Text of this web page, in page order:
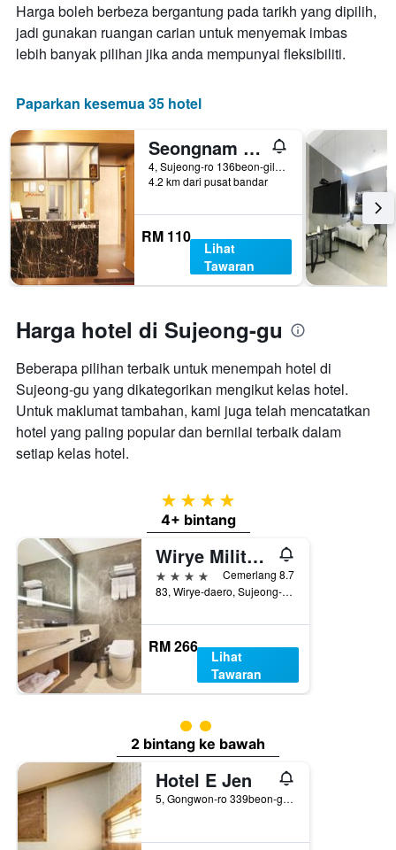
minggu
ini
yang
ditemui
hari
penginapan
Carta
mempunyai
1
yang
memaparkan
harga
purata
bilik
Harga boleh berbeza bergantung pada tarikh yang dipilih,
jadi gunakan ruangan carian untuk menyemak imbas
lebih banyak pilihan jika anda mempunyai fleksibiliti.
Paparkan kesemua 35 hotel
Seongnam Mito Hotel
4, Sujeong-ro 136beon-gil, Sujeong-gu, Sŏngnam, Korea Selatan
4.2 km dari pusat bandar
RM 110
Lihat
Tawaran
Harga hotel di Sujeong-gu
Beberapa pilihan terbaik untuk menempah hotel di
Sujeong-gu yang dikategorikan mengikut kelas hotel.
Untuk maklumat tambahan, kami juga telah mencatatkan
hotel yang paling popular dan bernilai terbaik dalam
setiap kelas hotel.
4 bintang
4+ bintang
Wirye Militopia Hotel by Marine
4 bintang
Cemerlang 8.7
83, Wirye-daero, Sujeong-gu, Sŏngnam, Korea Selatan
RM 266
Lihat
Tawaran
penarafan kelas 2
2 bintang ke bawah
Hotel E Jen
5, Gongwon-ro 339beon-gil, Sujeong-gu, Sŏngnam, Korea Selatan